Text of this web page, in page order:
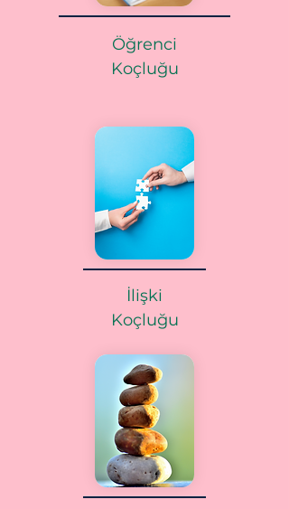
Öğrenci
Koçluğu
İlişki
Koçluğu